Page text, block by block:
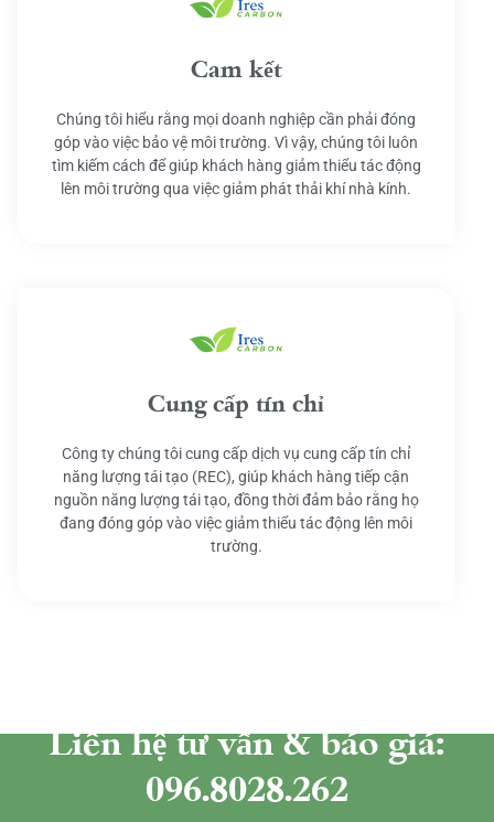
Cam kết
Chúng tôi hiểu rằng mọi doanh nghiệp cần phải đóng
góp vào việc bảo vệ môi trường. Vì vậy, chúng tôi luôn
tìm kiếm cách để giúp khách hàng giảm thiểu tác động
lên môi trường qua việc giảm phát thải khí nhà kính.
Cung cấp tín chỉ
Công ty chúng tôi cung cấp dịch vụ cung cấp tín chỉ
năng lượng tái tạo (REC), giúp khách hàng tiếp cận
nguồn năng lượng tái tạo, đồng thời đảm bảo rằng họ
đang đóng góp vào việc giảm thiểu tác động lên môi
trường.
Liên hệ tư vấn & báo giá:
096.8028.262